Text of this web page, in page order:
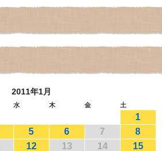
2011年1月
水 木 金 土
1
5 6 7
8
12 13 14 15